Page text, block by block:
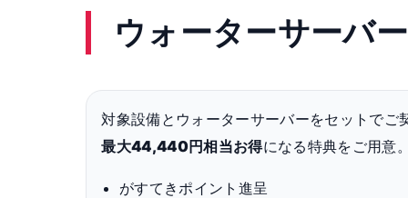
ウォーターサーバ
対象設備とウォーターサーバーをセットでご
最大44,440円相当お得になる特典をご用意
がすてきポイント進呈